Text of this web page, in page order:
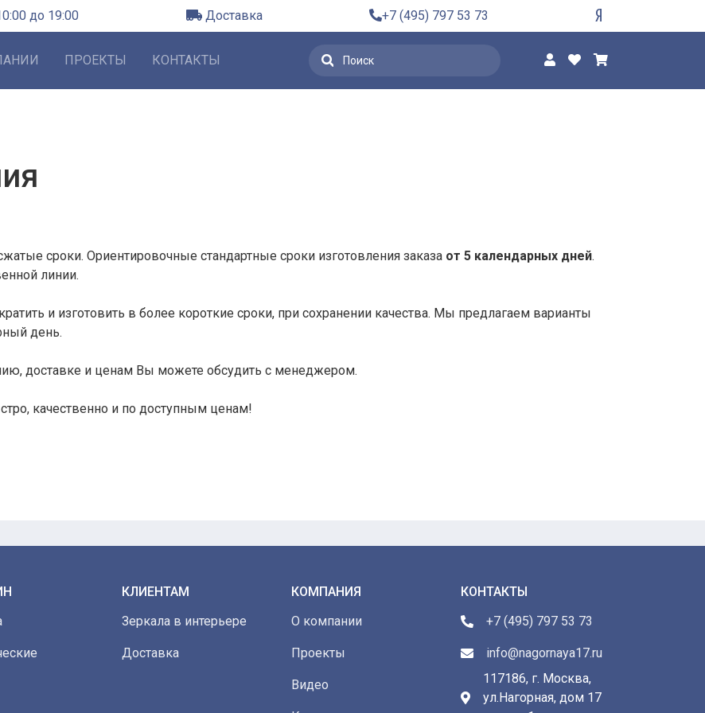
до 19:00 Доставка +7 (495) 797 53 73
ПРОЕКТЫ КОНТАКТЫ
сроки. Ориентировочные стандартные сроки изготовления заказа от 5 календарных дней.
линии.
и изготовить в более короткие сроки, при сохранении качества. Мы предлагаем варианты
день.
доставке и ценам Вы можете обсудить с менеджером.
качественно и по доступным ценам!
КЛИЕНТАМ
Зеркала в интерьере
Доставка
КОМПАНИЯ
О компании
Проекты
Видео
КОНТАКТЫ
+7 (495) 797 53 73
info@nagornaya17.ru
117186, г. Москва,
ул.Нагорная, дом 17